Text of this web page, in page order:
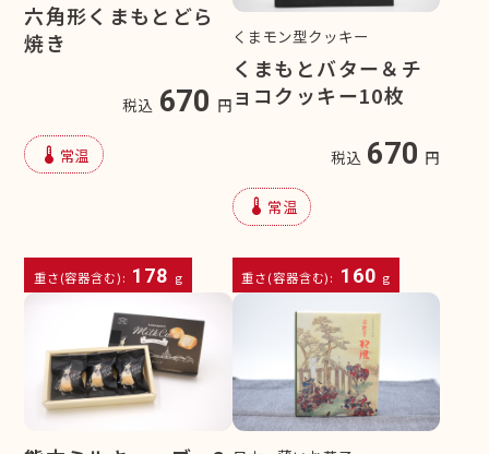
六角形くまもとどら
焼き
税込 670 円
device_thermostat 常温
重さ(容器含む): 178 g
くまモン型クッキー
くまもとバター＆チ
ョコクッキー10枚
税込 670 円
device_thermostat 常温
重さ(容器含む): 160 g